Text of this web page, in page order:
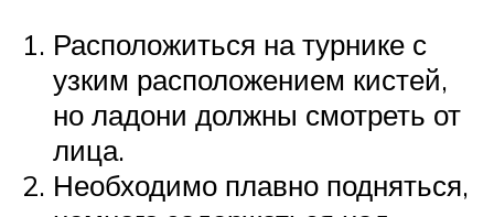
Расположиться на турнике с
узким расположением кистей,
но ладони должны смотреть от
лица.
Необходимо плавно подняться,